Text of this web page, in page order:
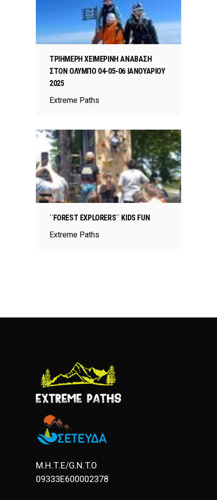
ΤΡΙΗΜΕΡΗ ΧΕΙΜΕΡΙΝΗ ΑΝΑΒΑΣΗ
ΣΤΟΝ ΟΛΥΜΠΟ 04-05-06 ΙΑΝΟΥΑΡΙΟΥ
2025
Extreme Paths
¨FOREST EXPLORERS¨ KIDS FUN
Extreme Paths
Μ.Η.Τ.Ε/G.N.T.O
09333E600002378